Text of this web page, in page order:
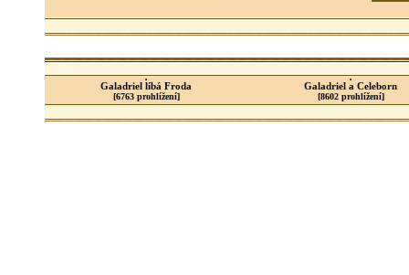
Galadriel líbá Froda
[6763 prohlížení]
Galadriel a Celeborn
[8602 prohlížení]